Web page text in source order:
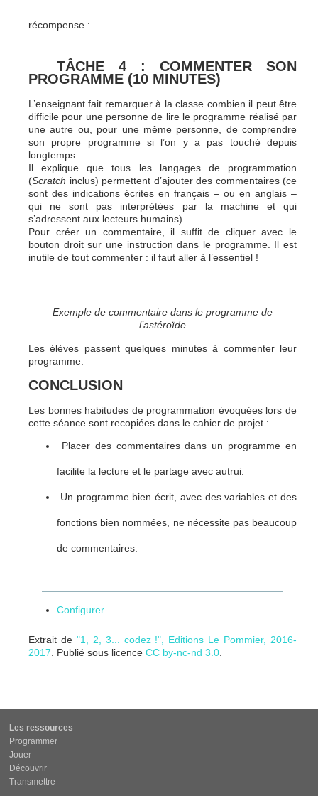
récompense :
TÂCHE 4 : COMMENTER SON
PROGRAMME (10 MINUTES)
L’enseignant fait remarquer à la classe combien il peut être
difficile pour une personne de lire le programme réalisé par
une autre ou, pour une même personne, de comprendre
son propre programme si l’on y a pas touché depuis
longtemps.
Il explique que tous les langages de programmation
(Scratch inclus) permettent d’ajouter des commentaires (ce
sont des indications écrites en français – ou en anglais –
qui ne sont pas interprétées par la machine et qui
s’adressent aux lecteurs humains).
Pour créer un commentaire, il suffit de cliquer avec le
bouton droit sur une instruction dans le programme. Il est
inutile de tout commenter : il faut aller à l’essentiel !
Exemple de commentaire dans le programme de
l’astéroïde
Les élèves passent quelques minutes à commenter leur
programme.
CONCLUSION
Les bonnes habitudes de programmation évoquées lors de
cette séance sont recopiées dans le cahier de projet :
Placer des commentaires dans un programme en
facilite la lecture et le partage avec autrui.
Un programme bien écrit, avec des variables et des
fonctions bien nommées, ne nécessite pas beaucoup
de commentaires.
Configurer
Extrait de "1, 2, 3... codez !", Editions Le Pommier, 2016-
2017 . Publié sous licence CC by-nc-nd 3.0
Les ressources
Programmer
Jouer
Découvrir
Transmettre